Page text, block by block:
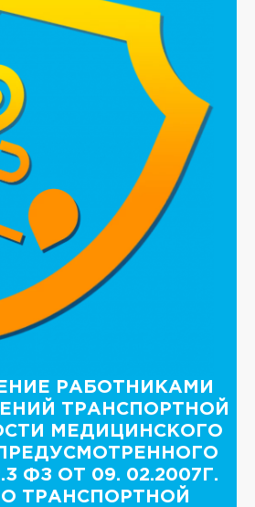
РАБОТНИКАМИ
ТРАНСПОРТНОЙ
МЕДИЦИНСКОГО
ФЗ ОТ 09. 02.2007Г.
ТРАНСПОРТНОЙ